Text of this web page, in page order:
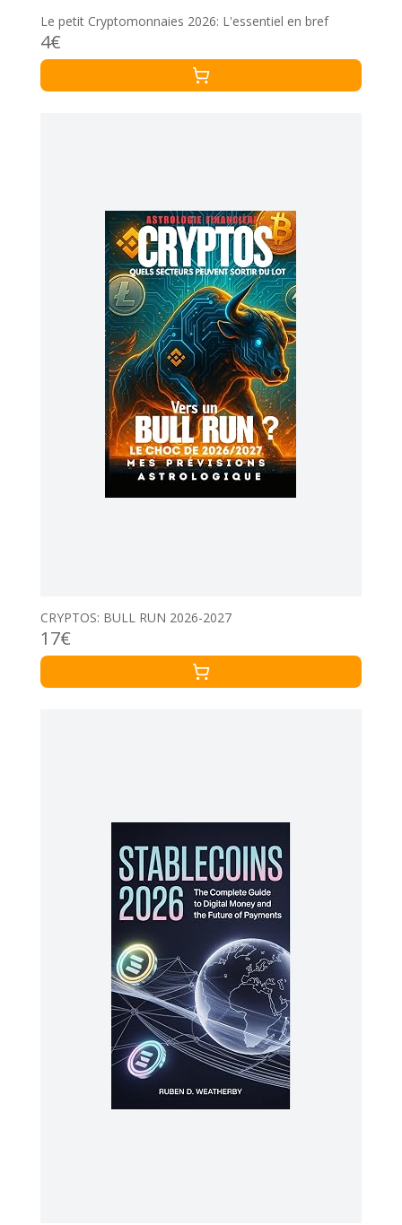
Le petit Cryptomonnaies 2026: L'essentiel en bref
4€
CRYPTOS: BULL RUN 2026-2027
17€